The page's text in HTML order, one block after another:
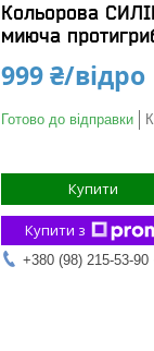
Кольорова
миюча
999 ₴/відро
Готово до відправки
Купити
Купити з
+380 (98) 215-53-90